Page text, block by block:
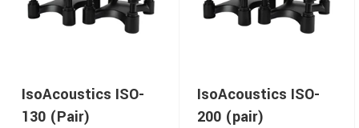
IsoAcoustics ISO-
130 (Pair)
IsoAcoustics ISO-
200 (pair)